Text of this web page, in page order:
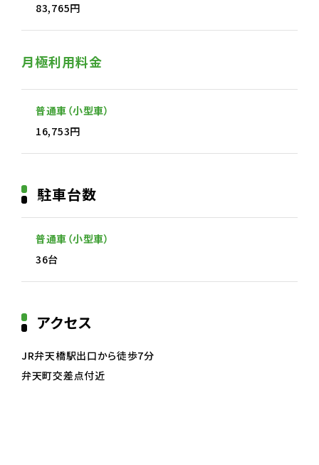
83,765円
月極利用料金
普通車（小型車）
16,753円
駐車台数
普通車（小型車）
36台
アクセス
JR弁天橋駅出口から徒歩7分
弁天町交差点付近